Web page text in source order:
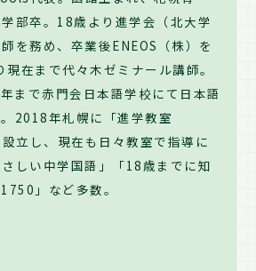
部卒。18歳より進学会（北大学
を務め、卒業後ENEOS（株）を
在まで代々木ゼミナール講師。
まで赤門会日本語学校にて日本語
2018年札幌に「進学教室
立し、現在も日々教室で指導に
しい中学国語」「18歳までに知
」など多数。